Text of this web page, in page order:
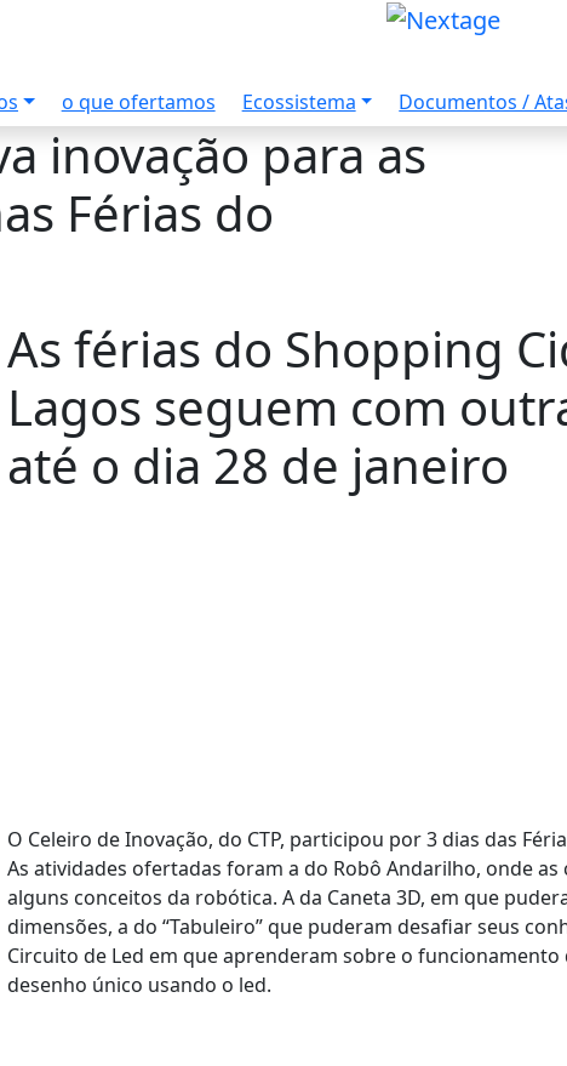
o que ofertamos Ecossistema Documentos /
inovação para as
Férias do
As férias do Shopping
Lagos seguem com
até o dia 28 de janeiro
O Celeiro de Inovação, do CTP, participou por 3 dias das
As atividades ofertadas foram a do Robô Andarilho, onde
alguns conceitos da robótica. A da Caneta 3D, em que
dimensões, a do “Tabuleiro” que puderam desafiar seus
Circuito de Led em que aprenderam sobre o
desenho único usando o led.